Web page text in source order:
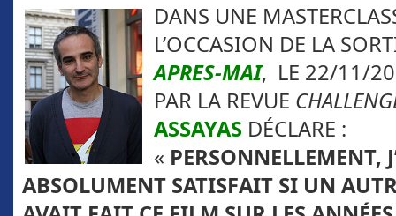
DANS UNE
L’OCCASION DE LA
APRES-MAI, LE 22/11/
PAR LA REVUE
ASSAYAS DÉCLARE :
« PERSONNELLEMENT,
ABSOLUMENT SATISFAIT SI UN